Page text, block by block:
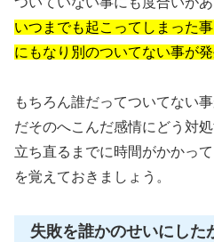
いつまでも起こってしまった
にもなり別のついてない事が
もちろん誰だってついてない
だそのへこんだ感情にどう対
立ち直るまでに時間がかかっ
を覚えておきましょう。
失敗を誰かのせいにした